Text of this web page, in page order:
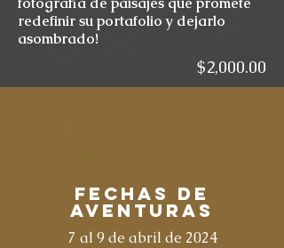
redefinir su portafolio y dejarlo
asombrado!
$2,000.00
Fechas de
aventuras
7 al 9 de abril de 2024